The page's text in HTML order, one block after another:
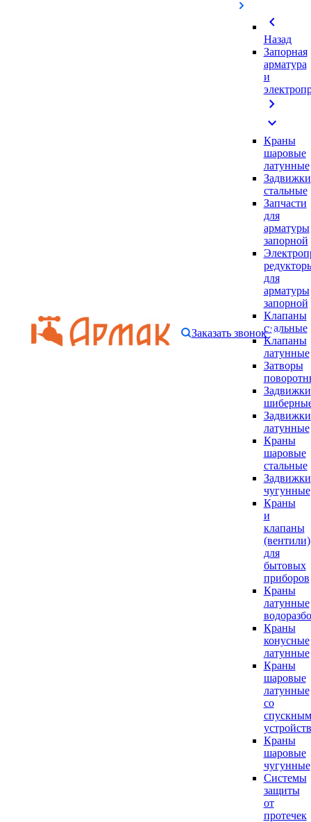
chevron_left
Назад
Запорная
арматура
и
chevron_right
expand_more
Краны
шаровые
латунные
Задвижки
стальные
Запчасти
для
арматуры
запорной
для
арматуры
запорной
Клапаны
стальные
Клапаны
латунные
Затворы
Задвижки
Задвижки
латунные
Краны
шаровые
стальные
Задвижки
чугунные
Краны
и
клапаны
(вентили)
для
бытовых
приборов
Краны
латунные
Краны
конусные
латунные
Краны
шаровые
латунные
со
спускным
Краны
шаровые
чугунные
Системы
защиты
от
протечек
Заказать звонок